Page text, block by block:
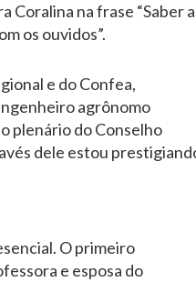
Coralina na frase “Saber a
os ouvidos”.
e do Confea,
agrônomo
plenário do Conselho
dele estou
O primeiro
e esposa do